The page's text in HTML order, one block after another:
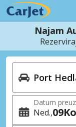
Najam
Datum
Ned. 09